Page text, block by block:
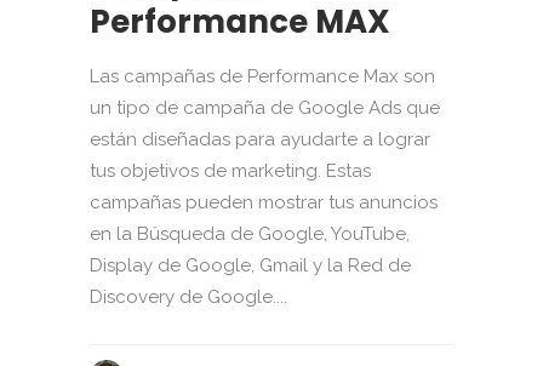
Performance MAX
Las campañas de Performance Max son
un tipo de campaña de Google Ads que
están diseñadas para ayudarte a lograr
tus objetivos de marketing. Estas
campañas pueden mostrar tus anuncios
en la Búsqueda de Google, YouTube,
Display de Google, Gmail y la Red de
Discovery de Google....